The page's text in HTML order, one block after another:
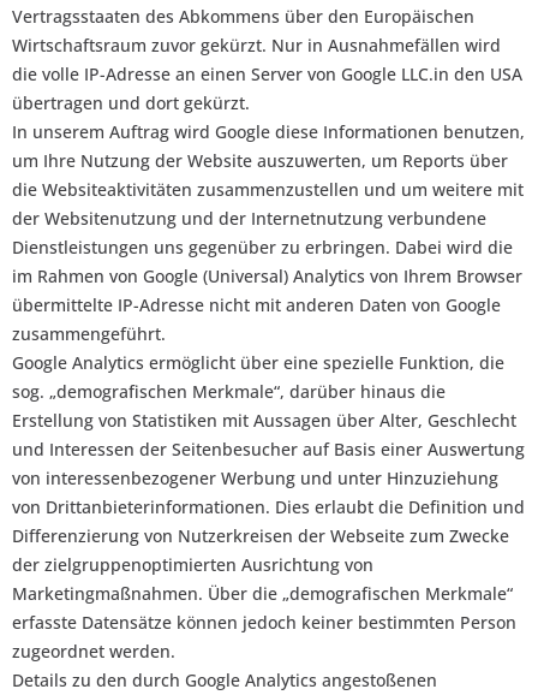
Vertragsstaaten des Abkommens über den Europäischen
Wirtschaftsraum zuvor gekürzt. Nur in Ausnahmefällen wird
die volle IP-Adresse an einen Server von Google LLC.in den USA
übertragen und dort gekürzt.
In unserem Auftrag wird Google diese Informationen benutzen,
um Ihre Nutzung der Website auszuwerten, um Reports über
die Websiteaktivitäten zusammenzustellen und um weitere mit
der Websitenutzung und der Internetnutzung verbundene
Dienstleistungen uns gegenüber zu erbringen. Dabei wird die
im Rahmen von Google (Universal) Analytics von Ihrem Browser
übermittelte IP-Adresse nicht mit anderen Daten von Google
zusammengeführt.
Google Analytics ermöglicht über eine spezielle Funktion, die
sog. „demografischen Merkmale“, darüber hinaus die
Erstellung von Statistiken mit Aussagen über Alter, Geschlecht
und Interessen der Seitenbesucher auf Basis einer Auswertung
von interessenbezogener Werbung und unter Hinzuziehung
von Drittanbieterinformationen. Dies erlaubt die Definition und
Differenzierung von Nutzerkreisen der Webseite zum Zwecke
der zielgruppenoptimierten Ausrichtung von
Marketingmaßnahmen. Über die „demografischen Merkmale“
erfasste Datensätze können jedoch keiner bestimmten Person
zugeordnet werden.
Details zu den durch Google Analytics angestoßenen